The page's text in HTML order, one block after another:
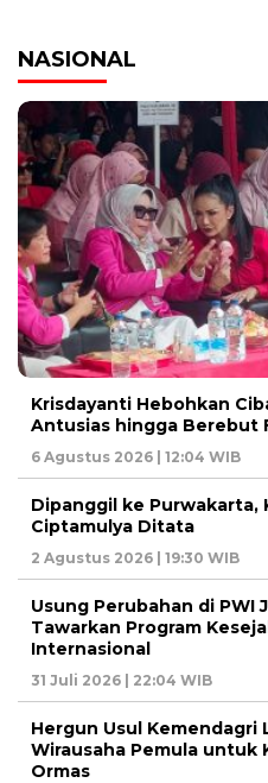
NASIONAL
Krisdayanti Hebohkan
Antusias hingga Berebut
6 Agustus 2026 | 12:04 WIB
Dipanggil ke Purwakarta,
Ciptamulya Ditata
2 Agustus 2026 | 19:30 WIB
Usung Perubahan di PWI
Tawarkan Program
Internasional
31 Juli 2026 | 22:04 WIB
Hergun Usul Kemendagri
Wirausaha Pemula untuk
Ormas